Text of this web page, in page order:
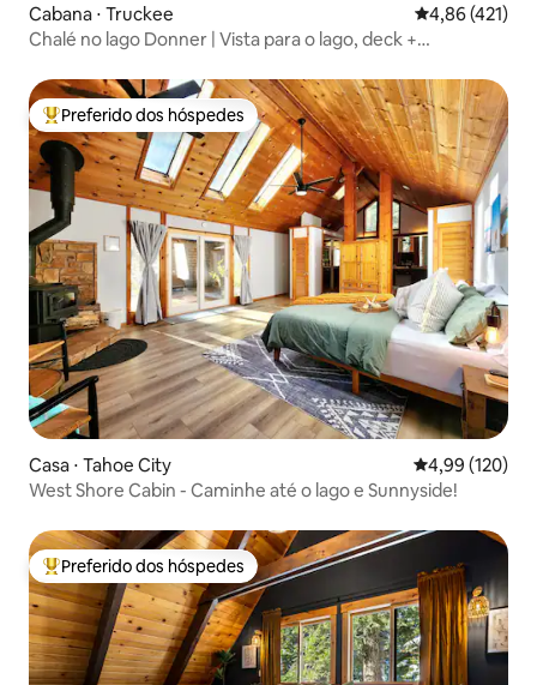
Cabana ⋅ Truckee 4,86 de uma
4,86 (421)
Chalé no lago Donner | Vista para o lago, deck +
Entre os melhores preferidos dos hóspedes
Preferido dos hóspedes
Casa ⋅ Tahoe City 4,99 de uma
4,99 (120)
West Shore Cabin - Caminhe até o lago e Sunnyside!
Entre os melhores preferidos dos hóspedes
Preferido dos hóspedes